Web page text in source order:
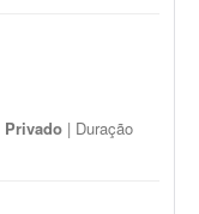
Privado | Duração